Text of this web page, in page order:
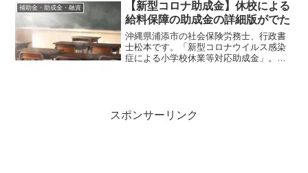
なりました。該当する従業員が在籍して
いる企業の方は必見です。
補助金・助成金・融資
【新型コロナ助成金】休校による
給料保障の助成金の詳細版がでた
沖縄県浦添市の社会保険労務士、行政書
士松本です。「新型コロナウイルス感染
症による小学校休業等対応助成金」。厚
スポンサーリンク